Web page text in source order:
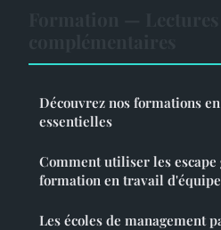
Découvrez nos formations
essentielles
Comment utiliser les escape
formation en travail
Les écoles de management